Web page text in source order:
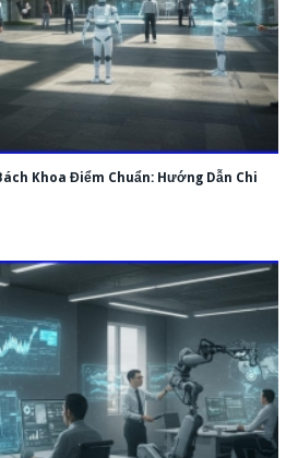
Khoa Điểm Chuẩn: Hướng Dẫn Chi